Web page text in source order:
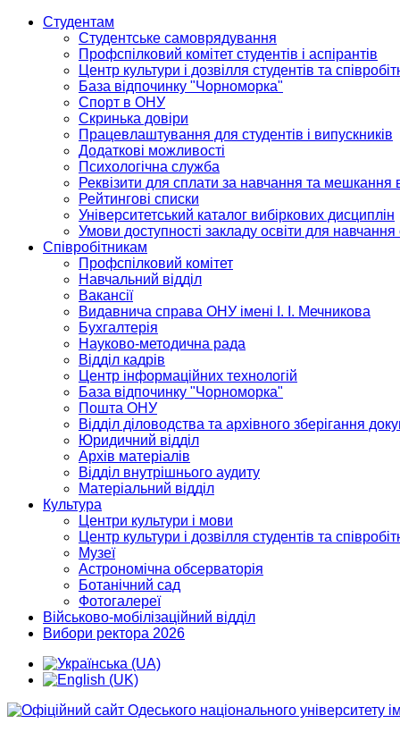
Студентам
Студентське самоврядування
Профспілковий комітет студентів і аспірантів
Центр культури і дозвілля студентів та
База відпочинку "Чорноморка"
Спорт в ОНУ
Скринька довіри
Працевлаштування для студентів і випускників
Додаткові можливості
Психологічна служба
Реквізити для сплати за навчання та мешкання
Рейтингові списки
Університетський каталог вибіркових дисциплін
Умови доступності закладу освіти для
Співробітникам
Профспілковий комітет
Навчальний відділ
Вакансії
Видавнича справа ОНУ імені І. І. Мечникова
Бухгалтерія
Науково-методична рада
Відділ кадрів
Центр інформаційних технологій
База відпочинку "Чорноморка"
Пошта ОНУ
Відділ діловодства та архівного зберігання
Юридичний відділ
Архів матеріалів
Відділ внутрішнього аудиту
Матеріальний відділ
Культура
Центри культури і мови
Центр культури і дозвілля студентів та
Музеї
Астрономічна обсерваторія
Ботанічний сад
Фотогалереї
Військово-мобілізаційний відділ
Вибори ректора 2026